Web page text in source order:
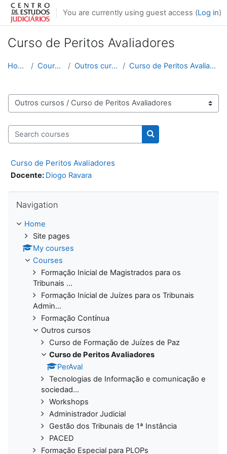
Skip to main content
You are currently using guest access (Log in)
Curso de Peritos Avaliadores
Home Courses Outros cursos Curso de Peritos Avaliadores
Course categories
Search courses
Search courses
Curso de Peritos Avaliadores
Docente: Diogo Ravara
Navigation
Home
Site pages
My courses
Courses
Formação Inicial de Magistrados para os
Tribunais ...
Formação Inicial de Juízes para os Tribunais
Admin...
Formação Contínua
Outros cursos
Curso de Formação de Juízes de Paz
Curso de Peritos Avaliadores
PerAval
Tecnologias de Informação e comunicação e
sociedad...
Workshops
Administrador Judicial
Gestão dos Tribunais de 1ª Instância
PACED
Formação Especial para PLOPs